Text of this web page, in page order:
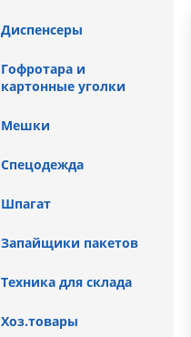
Диспенсеры
Гофротара и
картонные уголки
Мешки
Спецодежда
Шпагат
Запайщики пакетов
Техника для склада
Хоз.товары